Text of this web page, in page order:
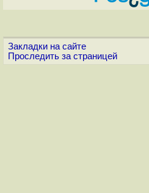
Закладки на сайте
Проследить за страницей